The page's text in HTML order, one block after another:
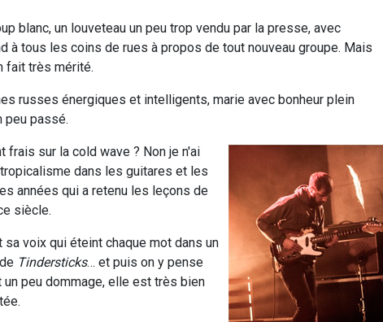
blanc, un louveteau un peu trop vendu par la presse, avec
à tous les coins de rues à propos de tout nouveau groupe. Mais
fait très mérité.
russes énergiques et intelligents, marie avec bonheur plein
peu passé.
frais sur la cold wave ? Non je n'ai
dans les guitares et les
années qui a retenu les leçons de
siècle.
voix qui éteint chaque mot dans un
Tindersticks… et puis on y pense
peu dommage, elle est très bien